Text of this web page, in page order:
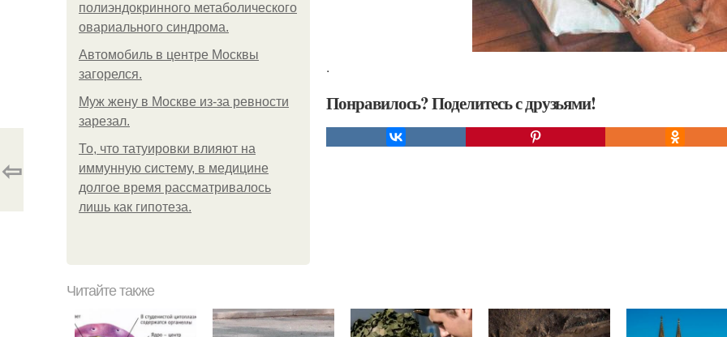
полиэндокринного метаболического
овариального синдрома.
Автомобиль в центре Москвы
загорелся.
Mуж жену в Москве из-за ревности
зарезал.
То, что татуировки влияют на
иммунную систему, в медицине
долгое время рассматривалось
лишь как гипотеза.
.
Понравилось? Поделитесь с друзьями!
⇦
Читайте также